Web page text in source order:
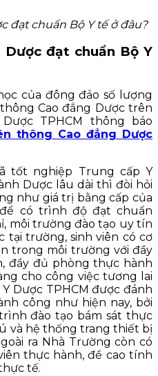
đạt chuẩn Bộ Y tế ở đâu?
đạt chuẩn Bộ Y
của đông đảo số lượng
Cao đẳng Dược trên
TPHCM thông báo
thông Cao đẳng Dược
tốt nghiệp Trung cấp Y
Dược lâu dài thì đòi hỏi
như giá trị bằng cấp của
có trình độ đạt chuẩn
môi trường đào tạo uy tín
tại trường, sinh viên có cơ
trong môi trường với đầy
đầy đủ phòng thực hành
cho công việc tương lai
Dược TPHCM được đánh
công như hiện nay, bởi
đào tạo bám sát thực
và hệ thống trang thiết bị
ra Nhà Trường còn có
thực hành, đề cao tính
tế.